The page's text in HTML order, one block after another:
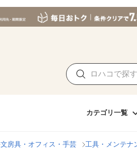
カテゴリ一覧
文房具・オフィス・手芸 工具・メンテナ